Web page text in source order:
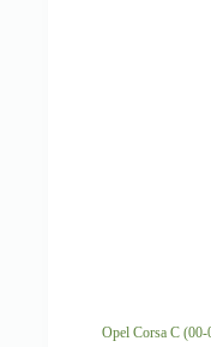
Opel Corsa C